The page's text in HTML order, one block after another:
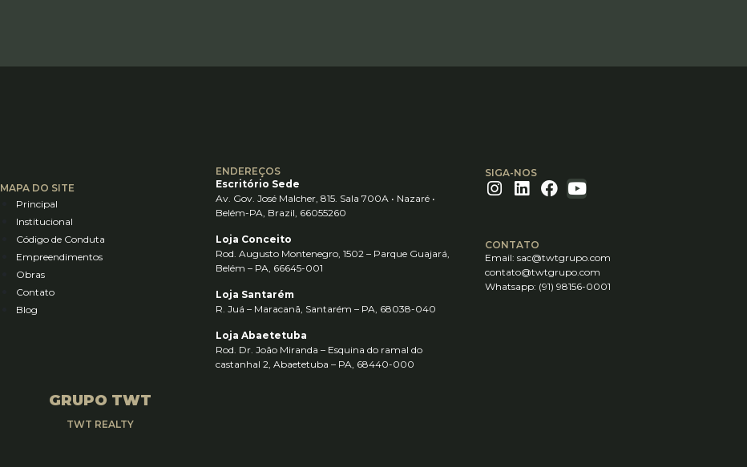
MAPA DO SITE
Principal
Institucional
Código de Conduta
Empreendimentos
Obras
Contato
Blog
GRUPO TWT
TWT REALTY
ENDEREÇOS
Escritório Sede
Av. Gov. José Malcher, 815. Sala 700A • Nazaré •
Belém-PA, Brazil, 66055260
Loja Conceito
Rod. Augusto Montenegro, 1502 – Parque Guajará,
Belém – PA, 66645-001
Loja Santarém
R. Juá – Maracanã, Santarém – PA, 68038-040
Loja Abaetetuba
Rod. Dr. João Miranda – Esquina do ramal do
castanhal 2, Abaetetuba – PA, 68440-000
SIGA-NOS
CONTATO
Email:sac@twtgrupo.com
contato@twtgrupo.com
Whatsapp: (91) 98156-0001